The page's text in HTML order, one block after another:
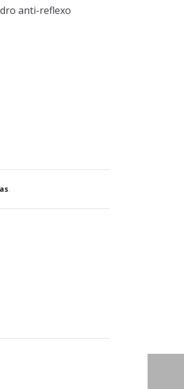
anti-reflexo
.